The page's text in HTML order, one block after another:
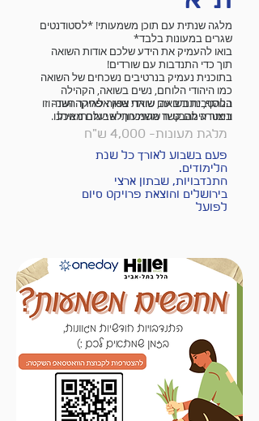
מלגה שנתית עם תוכן משמעותי! *לסטודנטים
שגרים במעונות בלבד*
בואו להעמיק את הידע שלכם אודות השואה
תוך כדי התנדבות עם שורדים!
בתוכנית נעמיק בנרטיבים נשכחים של השואה
כמו היהודי הלוחם, נשים בשואה, הקהילה
הלהטבית בשואה, שואת צפון אפריקה ועוד- וזו
במטרה להבטיח שהזיכרון לא יעלם מאיתנו.
בנוסף, נתנדב עם שורדי שואה לאורך השנה
וניצור עימם קשר משמעותי שבעזרתו נוכל
להעביר את הסיפור שלהם הלאה
מלגת מעונות- 4,000 ש"ח
פעם בשבוע לאורך כל שנת
הלימודים.
התנדבויות, שבתון ארצי
בירושלים והוצאת פרויקט סיום
לפועל